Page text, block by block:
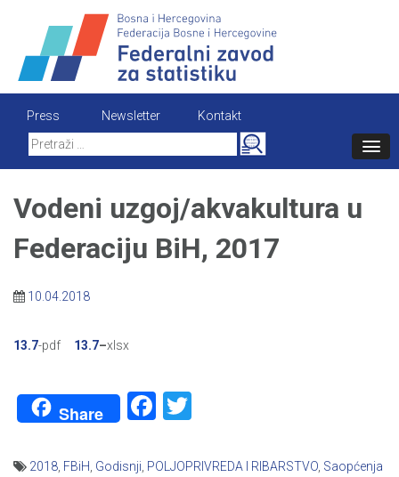
content
Press Newsletter
Kontakt
Search
for:
Vodeni uzgoj/akvakultura u
Federaciju BiH, 2017
10.04.2018
13.7-pdf 13.7–xlsx
Share Facebook
2018 FBiH Godisnji POLJOPRIVREDA I RIBARSTVO Saopćenja